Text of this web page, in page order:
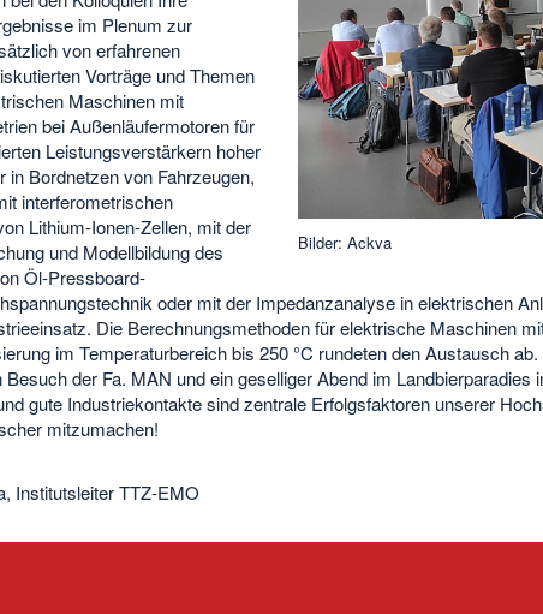
Bilder: Ackva
im Plenum zur
von erfahrenen
Vorträge und Themen
Maschinen mit
bei Außenläufermotoren für
Leistungsverstärkern hoher
in Bordnetzen von Fahrzeugen,
interferometrischen
Lithium-Ionen-Zellen, mit der
und Modellbildung des
Öl-Pressboard-
oder mit der Impedanzanalyse in elektrischen
Die Berechnungsmethoden für elektrische Maschinen
im Temperaturbereich bis 250 °C rundeten den Austausch
der Fa. MAN und ein geselliger Abend im Landbierparadies
gute Industriekontakte sind zentrale Erfolgsfaktoren unserer
mitzumachen!
Institutsleiter TTZ-EMO